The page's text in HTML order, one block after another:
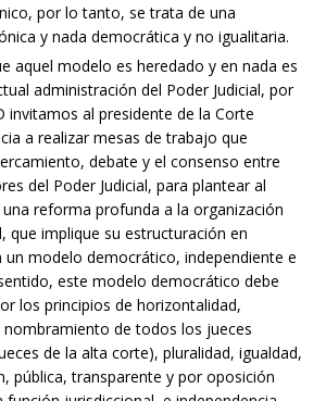
por lo tanto, se trata de una
y nada democrática y no igualitaria.
aquel modelo es heredado y en nada es
administración del Poder Judicial, por
invitamos al presidente de la Corte
a realizar mesas de trabajo que
debate y el consenso entre
del Poder Judicial, para plantear al
reforma profunda a la organización
que implique su estructuración en
un modelo democrático, independiente e
este modelo democrático debe
los principios de horizontalidad,
nombramiento de todos los jueces
de la alta corte), pluralidad, igualdad,
pública, transparente y por oposición